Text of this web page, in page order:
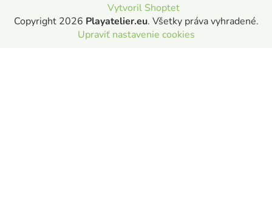
Vytvoril Shoptet
Copyright 2026 Playatelier.eu. Všetky práva vyhradené.
Upraviť nastavenie cookies